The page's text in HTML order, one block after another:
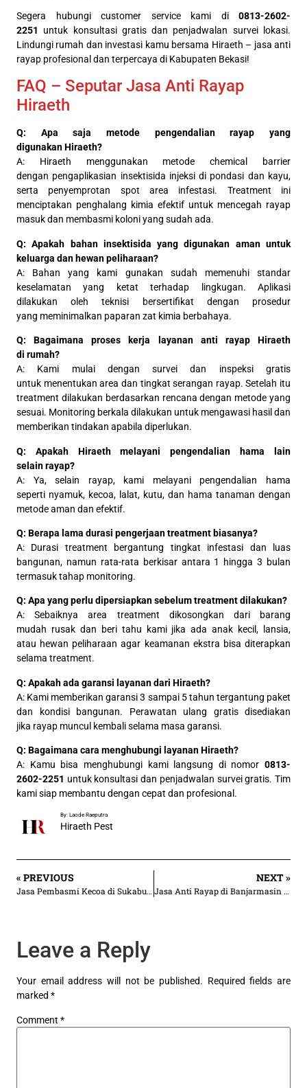
Segera hubungi customer service kami di 0813-2602-
2251
untuk konsultasi gratis dan penjadwalan survei lokasi.
Lindungi rumah dan investasi kamu bersama Hiraeth – jasa anti
rayap profesional dan terpercaya di Kabupaten Bekasi!
FAQ – Seputar Jasa Anti Rayap
Hiraeth
Q: Apa saja metode pengendalian rayap yang
digunakan Hiraeth?
A: Hiraeth menggunakan metode chemical barrier
dengan pengaplikasian insektisida injeksi di pondasi dan kayu,
serta penyemprotan spot area infestasi. Treatment ini
menciptakan penghalang kimia efektif untuk mencegah rayap
masuk dan membasmi koloni yang sudah ada.
Q: Apakah bahan insektisida yang digunakan aman untuk
keluarga dan hewan peliharaan?
A: Bahan yang kami gunakan sudah memenuhi standar
keselamatan yang ketat terhadap lingkugan. Aplikasi
dilakukan oleh teknisi bersertifikat dengan prosedur
yang meminimalkan paparan zat kimia berbahaya.
Q: Bagaimana proses kerja layanan anti rayap Hiraeth
di rumah?
A: Kami mulai dengan survei dan inspeksi gratis
untuk menentukan area dan tingkat serangan rayap. Setelah itu
treatment dilakukan berdasarkan rencana dengan metode yang
sesuai. Monitoring berkala dilakukan untuk mengawasi hasil dan
memberikan tindakan apabila diperlukan.
Q: Apakah Hiraeth melayani pengendalian hama lain
selain rayap?
A: Ya, selain rayap, kami melayani pengendalian hama
seperti nyamuk, kecoa, lalat, kutu, dan hama tanaman dengan
metode aman dan efektif.
Q: Berapa lama durasi pengerjaan treatment biasanya?
A: Durasi treatment bergantung tingkat infestasi dan luas
bangunan, namun rata-rata berkisar antara 1 hingga 3 bulan
termasuk tahap monitoring.
Q: Apa yang perlu dipersiapkan sebelum treatment dilakukan?
A: Sebaiknya area treatment dikosongkan dari barang
mudah rusak dan beri tahu kami jika ada anak kecil, lansia,
atau hewan peliharaan agar keamanan ekstra bisa diterapkan
selama treatment.
Q: Apakah ada garansi layanan dari Hiraeth?
A: Kami memberikan garansi 3 sampai 5 tahun tergantung paket
dan kondisi bangunan. Perawatan ulang gratis disediakan
jika rayap muncul kembali selama masa garansi.
Q: Bagaimana cara menghubungi layanan Hiraeth?
A: Kamu bisa menghubungi kami langsung di nomor 0813-
2602-2251 untuk konsultasi dan penjadwalan survei gratis. Tim
kami siap membantu dengan cepat dan profesional.
By: Laode Raeputra
Hiraeth Pest
« PREVIOUS
Jasa Pembasmi Kecoa di Sukabumi – Harga Mulai Rp 3.500/m²
NEXT »
Jasa Anti Rayap di Banjarmasin Indramayu – Rp 30.000/an m²
Leave a Reply
Your email address will not be published. Required fields are
marked *
Comment *